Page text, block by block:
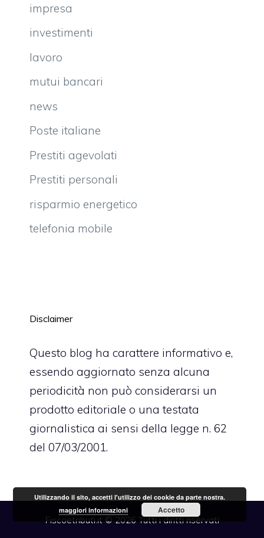
impresa
investimenti
lavoro
mutui bancari
news
Poste italiane
Prestiti agevolati
Prestiti personali
risparmio energetico
telefonia mobile
Disclaimer
Questo blog ha carattere informativo e,
essendo aggiornato senza alcuna
periodicità non può considerarsi un
prodotto editoriale o una testata
giornalistica ai sensi della legge n. 62
del 07/03/2001.
Fiscoetributi.it © 2026 Tutti i diritti riservati
Utilizzando il sito, accetti l'utilizzo dei cookie da parte nostra.
maggiori informazioni
Accetto